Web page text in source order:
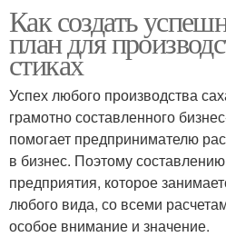
Как создать
план для
стиках
Успех любого производства
грамотно составленного
помогает предпринимателю
в бизнес. Поэтому
предприятия, которое
любого вида, со всеми
особое внимание и значение.